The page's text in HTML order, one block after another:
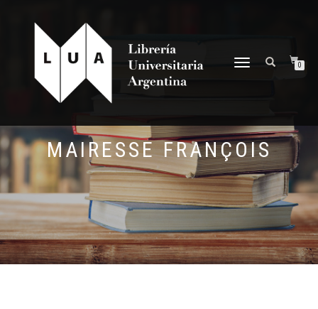
NAVEGACIÓN
0
MAIRESSE FRANÇOIS